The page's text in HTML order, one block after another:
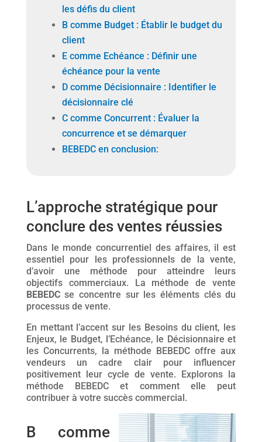
les défis du client
B comme Budget : Établir le budget du
client
E comme Echéance : Définir une
échéance pour la vente
D comme Décisionnaire : Identifier le
décisionnaire clé
C comme Concurrent : Évaluer la
concurrence et se démarquer
BEBEDC en conclusion:
L’approche stratégique pour
conclure des ventes réussies
Dans le monde concurrentiel des affaires, il est
essentiel pour les professionnels de la vente,
d’avoir une méthode pour atteindre leurs
objectifs commerciaux. La méthode de vente
BEBEDCse concentre sur les éléments clés du
processus de vente.
En mettant l’accent sur les Besoins du client, les
Enjeux, le Budget, l’Echéance, le Décisionnaire et
les Concurrents, la méthode BEBEDC offre aux
vendeurs un cadre clair pour influencer
positivement leur cycle de vente. Explorons la
méthode BEBEDC et comment elle peut
contribuer à votre succès commercial.
B comme